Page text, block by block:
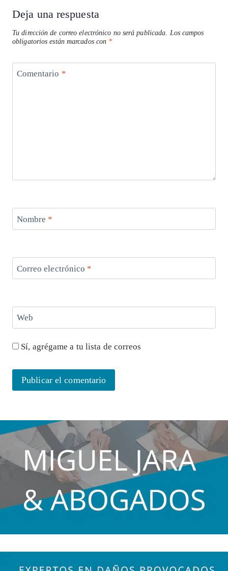
Deja una respuesta
Tu dirección de correo electrónico no será publicada. Los campos
obligatorios están marcados con *
Comentario *
Nombre *
Correo electrónico *
Web
Sí, agrégame a tu lista de correos